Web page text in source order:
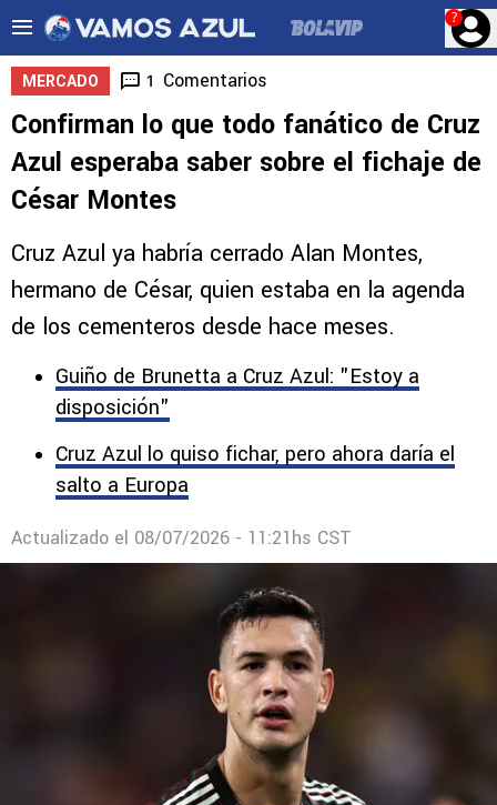
?
MERCADO 1 Comentarios
Confirman lo que todo fanático de Cruz
Azul esperaba saber sobre el fichaje de
César Montes
Cruz Azul ya habría cerrado Alan Montes,
hermano de César, quien estaba en la agenda
de los cementeros desde hace meses.
Guiño de Brunetta a Cruz Azul: "Estoy a
disposición"
Cruz Azul lo quiso fichar, pero ahora daría el
salto a Europa
Actualizado el 08/07/2026 - 11:21hs CST